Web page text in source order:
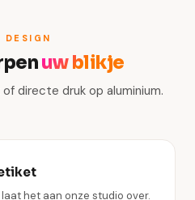
DESIGN
uw blikje
directe druk op aluminium.
het aan onze studio over.